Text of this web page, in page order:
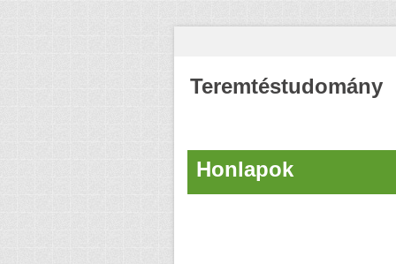
Teremtéstudomány
Honlapok